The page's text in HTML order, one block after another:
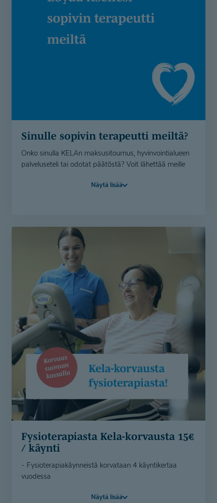
Sinulle sopivin terapeutti meiltä?
Onko sinulla KELAn maksusitoumus, hyvinvointialueen
palveluseteli tai odotat päätöstä? Voit lähettää meille
sopivan terapeutin valmiiksi.
varattavissa soittamalla asiakaspalveluumme 010 525
8801 tai lähettämällä yhteydenottolomake.
Lähetä lomake - etsimme sinulle sopivan
toimintaterapeutin
Lähetä lomake - etsimme sinulle sopivan
puheterapeutin
Lähetä lomake - etsimme sinulle sopivan
fysioterapeutin
Varaa aika fysioterapiaan
Näytä lisää
Fysiotera­piasta Kela-korvausta 15€
/ käynti
- Fysioterapiakäynneistä korvataan 4 käyntikertaa
vuodessa
- Korvaus huomioidaan suoraan käynnin hinnassa
Näytä lisää